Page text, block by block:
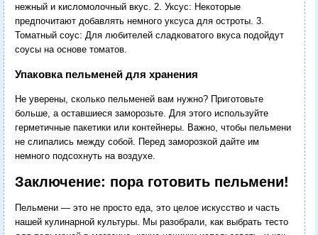
нежный и кисломолочный вкус. 2. Уксус: Некоторые
предпочитают добавлять немного уксуса для остроты. 3.
Томатный соус: Для любителей сладковатого вкуса подойдут
соусы на основе томатов.
Упаковка пельменей для хранения
Не уверены, сколько пельменей вам нужно? Приготовьте
больше, а оставшиеся заморозьте. Для этого используйте
герметичные пакетики или контейнеры. Важно, чтобы пельмени
не слипались между собой. Перед заморозкой дайте им
немного подсохнуть на воздухе.
Заключение: пора готовить пельмени!
Пельмени — это не просто еда, это целое искусство и часть
нашей кулинарной культуры. Мы разобрали, как выбрать тесто